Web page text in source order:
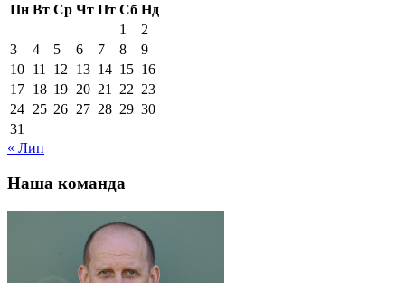
Пн Вт Ср Чт Пт Сб Нд
1
2
3
4 5 6 7 8
9
10 11 12 13 14 15 16
17 18 19 20 21 22 23
24 25 26 27 28 29 30
31
« Лип
Наша команда